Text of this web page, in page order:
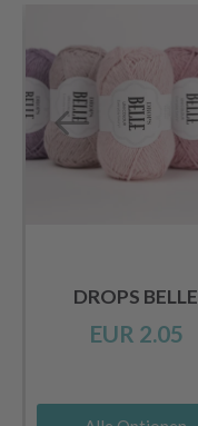
DROPS BELLE
EUR 2.05